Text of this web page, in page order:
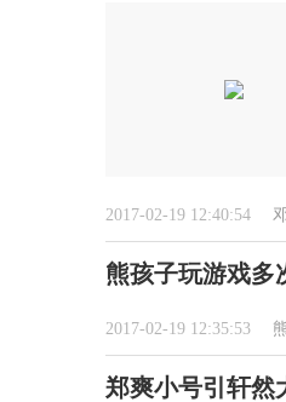
2017-02-19 12:40:54
熊孩子玩游戏多
2017-02-19 12:35:53
郑爽小号引轩然